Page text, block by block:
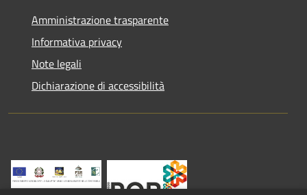
Amministrazione trasparente
Informativa privacy
Note legali
Dichiarazione di accessibilità